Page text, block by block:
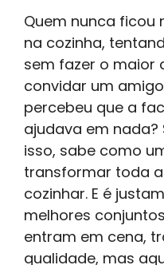
Quem nunca ficou
na cozinha,
sem fazer o maior
convidar um
percebeu que a
ajudava em nada?
isso, sabe como
transformar toda
cozinhar. E é
melhores
entram em cena,
qualidade, mas